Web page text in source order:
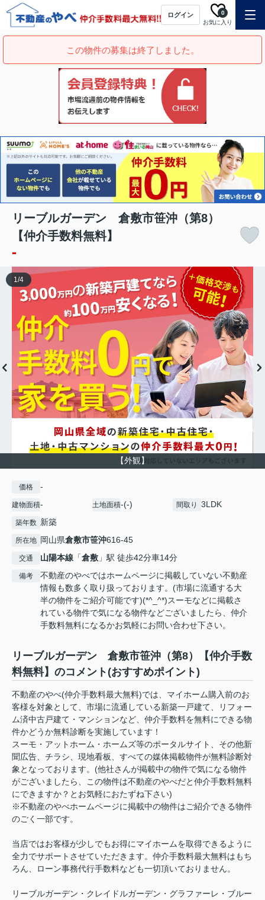
ログイン
お気に入り
0
この物件の募集は終了しました。
リーブルガーデン 倉敷市笹沖（第8）
【仲介手数料無料】
-
【外観】
1/4
価格 -
建物面積- 土地面積-(-) 間取り 3LDK
築年数 新築
所在地 岡山県倉敷市笹沖616-45
交通 山陽本線 「倉敷 」駅 徒歩42分車14分
備考
不動産のやべではホームページに掲載していない不動産
情報も数多く取り扱っております。(市場に流通する大
半の物件をご紹介可能です)(*^_^*)スーモなどに掲載さ
れている物件で気になる物件などございましたら、仲介
手数料無料になるかお気軽にお問い合わせ下さい。
リーブルガーデン 倉敷市笹沖（第8）【仲介手数
料無料】のコメント(おすすめポイント)
不動産のやべ(仲介手数料最大無料)では、マイホーム購入前のお
客様を対象として、市場に流通している新築一戸建て、リフォー
ム済中古戸建て・マンションなど、仲介手数料を無料にできる物
件かどうか無料診断を実施しています！
スーモ・アットホーム・ホームズ等のポータルサイト、その他新
聞広告、チラシ、現地看板、すべての媒体掲載物件が無料診断対
象となっております。(他社さんが掲載中の物件で気になる物件
がございましたら、この物件は不動産のやべだと仲介手数料無料
にできますか？とお気軽におたずね下さい)
※不動産のやべホームページに掲載中の物件はご紹介できる物件
のごく一部です。
当店ではお客様が少しでもお得にマイホームを取得できるように
全力でサポートさせていただきます。仲介手数料最大無料はもち
ろん、ローン事務代行手数料なども一切頂いておりません。
リーブルガーデン・クレイドルガーデン・グラファーレ・ブルー